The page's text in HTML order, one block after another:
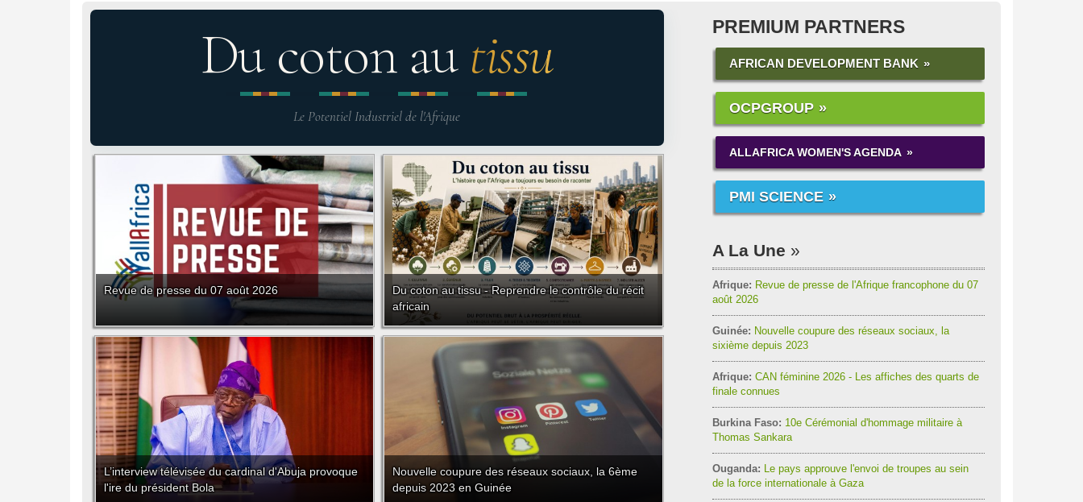
Du coton au tissu
Le Potentiel Industriel de l'Afrique
Revue de presse du 07 août 2026
Du coton au tissu - Reprendre le contrôle du récit
africain
L’interview télévisée du cardinal d'Abuja provoque
l'ire du président Bola
Nouvelle coupure des réseaux sociaux, la 6ème
depuis 2023 en Guinée
PREMIUM PARTNERS
AFRICAN DEVELOPMENT BANK
OCPGROUP
ALLAFRICA WOMEN'S AGENDA
PMI SCIENCE
A La Une
Afrique: Revue de presse de l'Afrique francophone du 07
août 2026
Guinée: Nouvelle coupure des réseaux sociaux, la
sixième depuis 2023
Afrique: CAN féminine 2026 - Les affiches des quarts de
finale connues
Burkina Faso: 10e Cérémonial d'hommage militaire à
Thomas Sankara
Ouganda: Le pays approuve l'envoi de troupes au sein
de la force internationale à Gaza